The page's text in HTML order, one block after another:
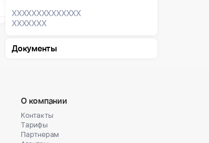
XXXXXXXXXXXXXX
XXXXXXX
Документы
О компании
Контакты
Тарифы
Партнерам